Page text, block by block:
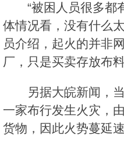
“被困人员很多都
体情况看，没有什么
员介绍，起火的并非
厂，只是买卖存放布料
另据大皖新闻，
一家布行发生火灾，
货物，因此火势蔓延速